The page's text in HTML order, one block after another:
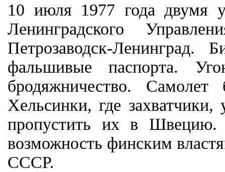
10 июля 1977 года двумя
Ленинградского
Петрозаводск-
фальшивые паспорта.
бродяжничество.
Хельсинки, где захватчики,
пропустить их в Швецию.
возможность финским
СССР.